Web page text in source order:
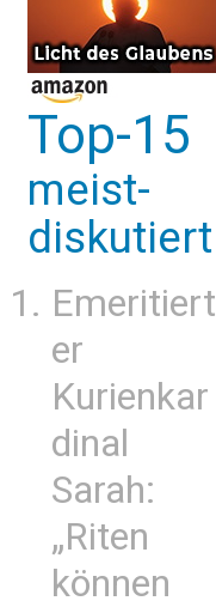
Top-15
meist-
diskutiert
Emeritiert
er
Kurienkar
dinal
Sarah:
„Riten
können